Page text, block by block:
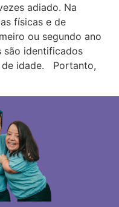
adiado. Na
físicas e de
ou segundo ano
são identificados
de idade. Portanto,